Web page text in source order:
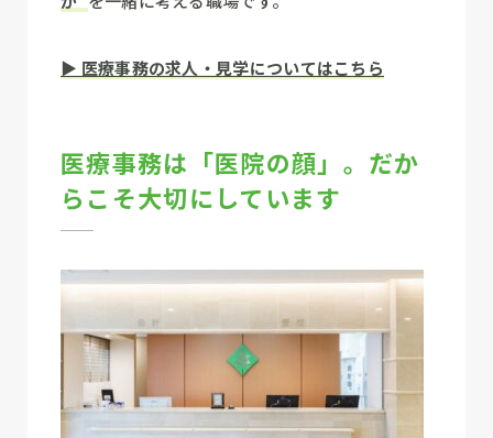
▶ 医療事務の求人・見学についてはこちら
医療事務は「医院の顔」。だか
らこそ大切にしています